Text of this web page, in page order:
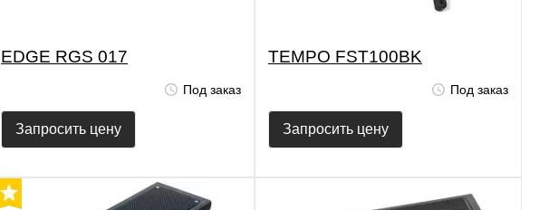
EDGE RGS 017
Под заказ
Запросить цену
TEMPO FST100BK
Под заказ
Запросить цену